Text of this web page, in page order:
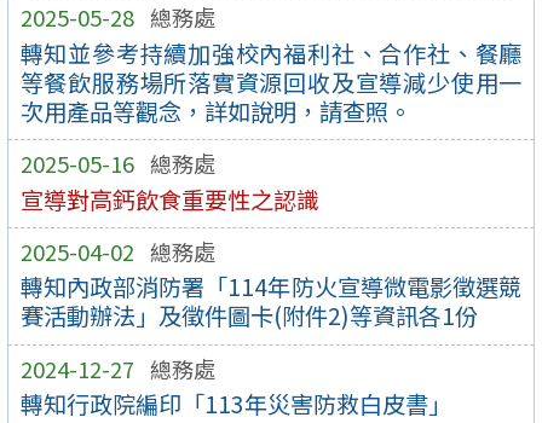
2025-05-28 總務處
轉知並參考持續加強校內福利社、合作社、餐廳
等餐飲服務場所落實資源回收及宣導減少使用一
次用產品等觀念，詳如說明，請查照。
2025-05-16 總務處
宣導對高鈣飲食重要性之認識
2025-04-02 總務處
轉知內政部消防署「114年防火宣導微電影徵選競
賽活動辦法」及徵件圖卡(附件2)等資訊各1份
2024-12-27 總務處
轉知行政院編印「113年災害防救白皮書」